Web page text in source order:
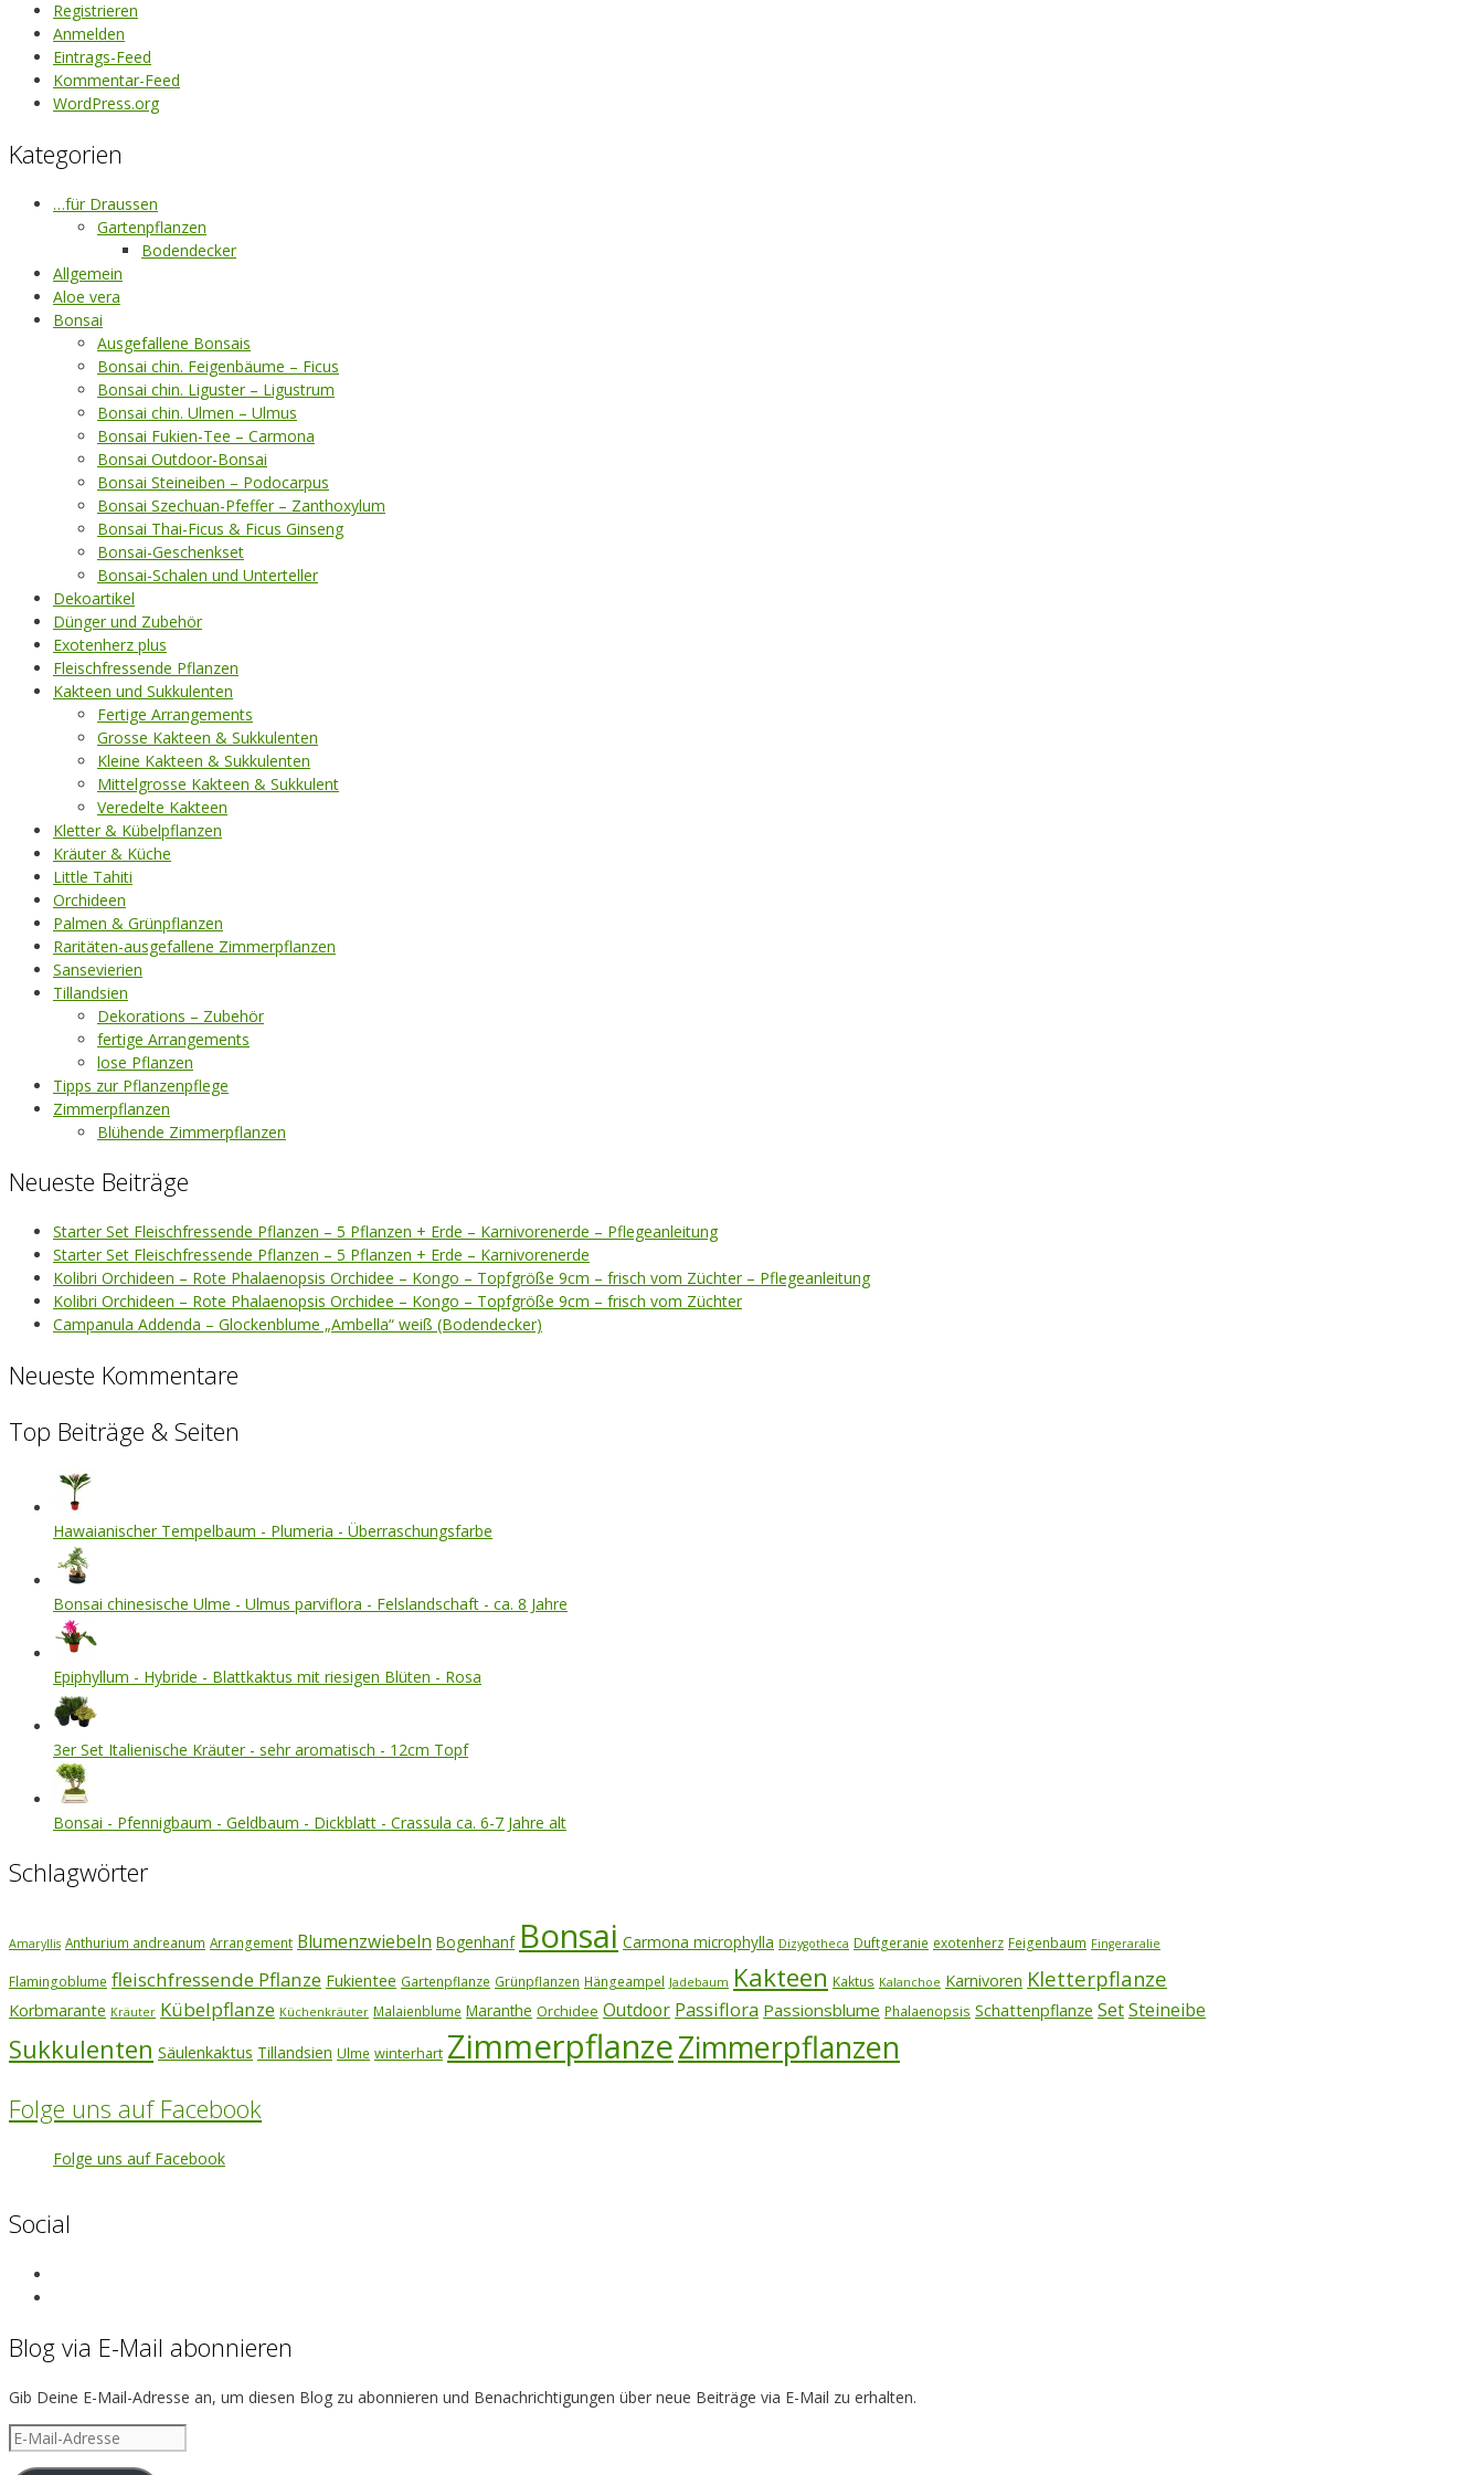
Registrieren
Anmelden
Eintrags-Feed
Kommentar-Feed
WordPress.org
Kategorien
…für Draussen
Gartenpflanzen
Bodendecker
Allgemein
Aloe vera
Bonsai
Ausgefallene Bonsais
Bonsai chin. Feigenbäume – Ficus
Bonsai chin. Liguster – Ligustrum
Bonsai chin. Ulmen – Ulmus
Bonsai Fukien-Tee – Carmona
Bonsai Outdoor-Bonsai
Bonsai Steineiben – Podocarpus
Bonsai Szechuan-Pfeffer – Zanthoxylum
Bonsai Thai-Ficus & Ficus Ginseng
Bonsai-Geschenkset
Bonsai-Schalen und Unterteller
Dekoartikel
Dünger und Zubehör
Exotenherz plus
Fleischfressende Pflanzen
Kakteen und Sukkulenten
Fertige Arrangements
Grosse Kakteen & Sukkulenten
Kleine Kakteen & Sukkulenten
Mittelgrosse Kakteen & Sukkulent
Veredelte Kakteen
Kletter & Kübelpflanzen
Kräuter & Küche
Little Tahiti
Orchideen
Palmen & Grünpflanzen
Raritäten-ausgefallene Zimmerpflanzen
Sansevierien
Tillandsien
Dekorations – Zubehör
fertige Arrangements
lose Pflanzen
Tipps zur Pflanzenpflege
Zimmerpflanzen
Blühende Zimmerpflanzen
Neueste Beiträge
Starter Set Fleischfressende Pflanzen – 5 Pflanzen + Erde – Karnivorenerde – Pflegeanleitung
Starter Set Fleischfressende Pflanzen – 5 Pflanzen + Erde – Karnivorenerde
Kolibri Orchideen – Rote Phalaenopsis Orchidee – Kongo – Topfgröße 9cm – frisch vom Züchter – Pflegeanleitung
Kolibri Orchideen – Rote Phalaenopsis Orchidee – Kongo – Topfgröße 9cm – frisch vom Züchter
Campanula Addenda – Glockenblume „Ambella“ weiß (Bodendecker)
Neueste Kommentare
Top Beiträge & Seiten
Hawaianischer Tempelbaum - Plumeria - Überraschungsfarbe
Bonsai chinesische Ulme - Ulmus parviflora - Felslandschaft - ca. 8 Jahre
Epiphyllum - Hybride - Blattkaktus mit riesigen Blüten - Rosa
3er Set Italienische Kräuter - sehr aromatisch - 12cm Topf
Bonsai - Pfennigbaum - Geldbaum - Dickblatt - Crassula ca. 6-7 Jahre alt
Schlagwörter
Amaryllis Anthurium andreanum Arrangement Blumenzwiebeln Bogenhanf Bonsai Carmona microphylla Dizygotheca Duftgeranie exotenherz Feigenbaum Fingeraralie
Flamingoblume fleischfressende Pflanze Fukientee Gartenpflanze Grünpflanzen Hängeampel Jadebaum Kakteen Kaktus Kalanchoe Karnivoren Kletterpflanze
Korbmarante Kräuter Kübelpflanze Küchenkräuter Malaienblume Maranthe Orchidee Outdoor Passiflora Passionsblume Phalaenopsis Schattenpflanze SetSteineibe
Sukkulenten Säulenkaktus Tillandsien Ulme winterhart ZimmerpflanzeZimmerpflanzen
Folge uns auf Facebook
Folge uns auf Facebook
Social
on
Facebook
profile
on
Instagram
Blog via E-Mail abonnieren
Gib Deine E-Mail-Adresse an, um diesen Blog zu abonnieren und Benachrichtigungen über neue Beiträge via E-Mail zu erhalten.
E-
Mail-